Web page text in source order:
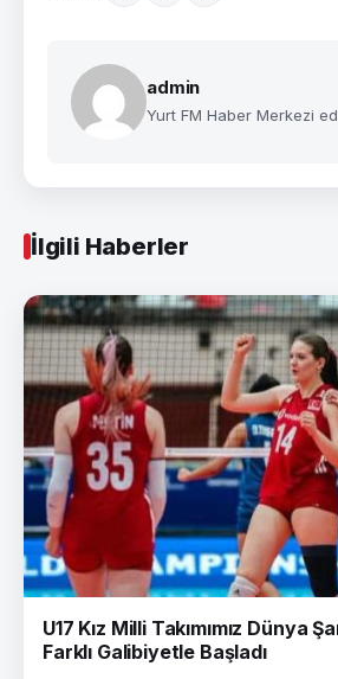
admin
Yurt FM Haber Merkezi
İlgili Haberler
U17 Kız Milli Takımımız Dünya
Farklı Galibiyetle Başladı